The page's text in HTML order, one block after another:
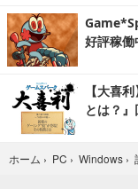
好評稼働
【大喜
とは？』
ホーム › PC › Windows ›